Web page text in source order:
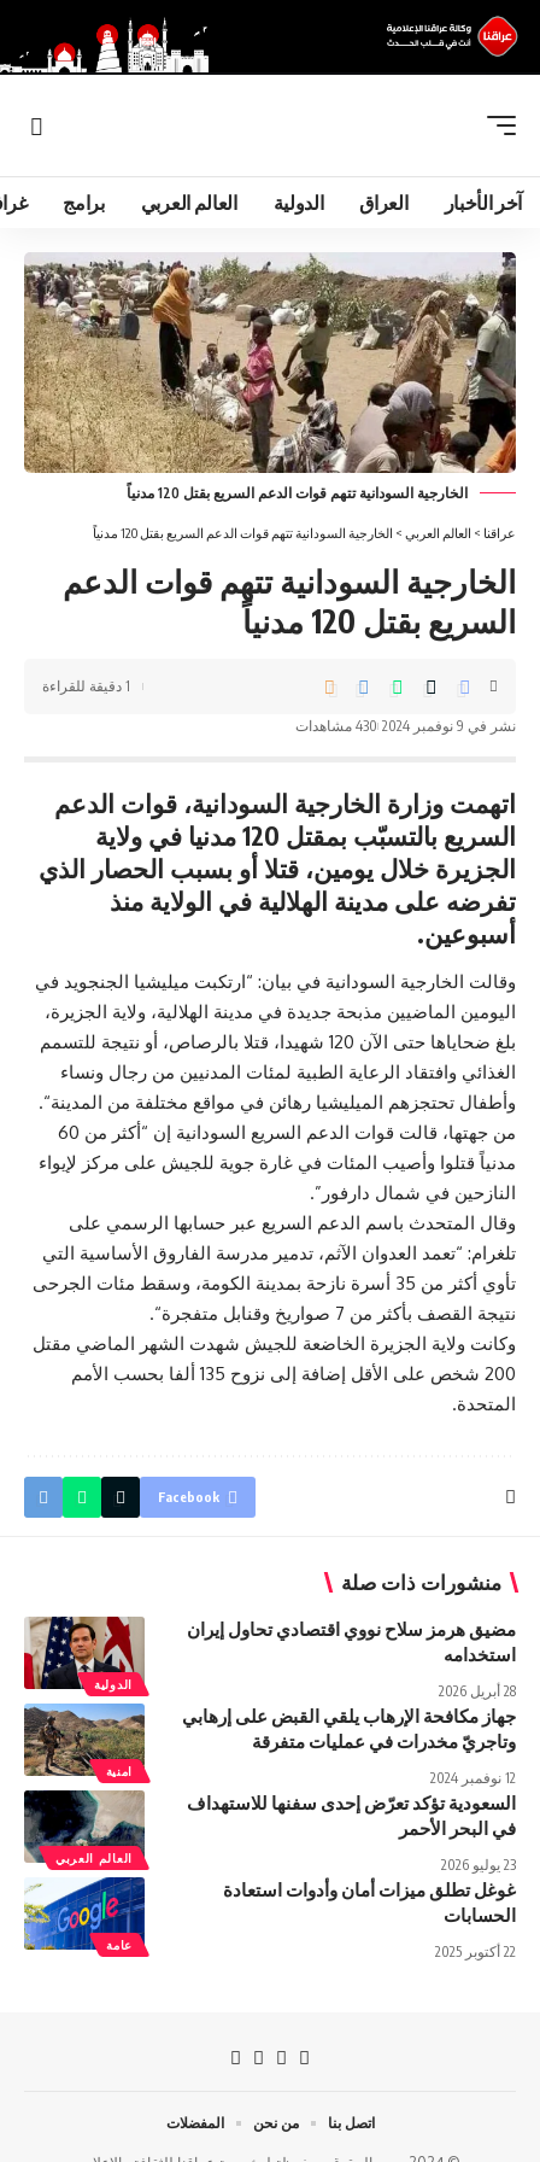
آخر الأخبار العراق الدولية العالم العربي برامج
الخارجية السودانية تتهم قوات الدعم السريع بقتل 120 مدنياً
عراقنا > العالم العربي > الخارجية السودانية تتهم قوات الدعم السريع بقتل 120 مدنياً
الخارجية السودانية تتهم قوات الدعم
السريع بقتل 120 مدنياً
نشر في 9 نوفمبر 2024 430 مشاهدات
1 دقيقة للقراءة
اتهمت وزارة الخارجية السودانية، قوات الدعم
السريع بالتسبّب بمقتل 120 مدنيا في ولاية
الجزيرة خلال يومين، قتلا أو بسبب الحصار الذي
تفرضه على مدينة الهلالية في الولاية منذ
أسبوعين.
وقالت الخارجية السودانية في بيان: “ارتكبت ميليشيا الجنجويد في
اليومين الماضيين مذبحة جديدة في مدينة الهلالية، ولاية الجزيرة،
بلغ ضحاياها حتى الآن 120 شهيدا، قتلا بالرصاص، أو نتيجة للتسمم
الغذائي وافتقاد الرعاية الطبية لمئات المدنيين من رجال ونساء
وأطفال تحتجزهم الميليشيا رهائن في مواقع مختلفة من المدينة“
.
من جهتها، قالت قوات الدعم السريع السودانية إن “أكثر من 60
مدنياً قتلوا وأصيب المئات في غارة جوية للجيش على مركز لإيواء
النازحين في شمال دارفور”.
وقال المتحدث باسم الدعم السريع عبر حسابها الرسمي على
تلغرام: “تعمد العدوان الآثم، تدمير مدرسة الفاروق الأساسية التي
تأوي أكثر من 35 أسرة نازحة بمدينة الكومة، وسقط مئات الجرحى
نتيجة القصف بأكثر من 7 صواريخ وقنابل متفجرة
“
.
وكانت ولاية الجزيرة الخاضعة للجيش شهدت الشهر الماضي مقتل
200 شخص على الأقل إضافة إلى نزوح 135 ألفا بحسب الأمم
المتحدة.
Facebook
منشورات ذات صلة
الدولية
مضيق هرمز سلاح نووي اقتصادي تحاول إيران
استخدامه
28 أبريل 2026
امنية
جهاز مكافحة الإرهاب يلقي القبض على إرهابي
وتاجريّ مخدرات في عمليات متفرقة
12 نوفمبر 2024
العالم العربي
السعودية تؤكد تعرّض إحدى سفنها للاستهداف
في البحر الأحمر
23 يوليو 2026
عامة
غوغل تطلق ميزات أمان وأدوات استعادة
الحسابات
22 أكتوبر 2025
اتصل بنا من نحن المفضلات